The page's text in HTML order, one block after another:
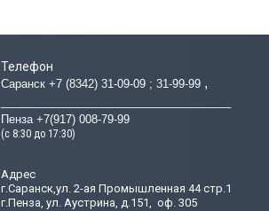
Телефон
Саранск +7 (8342) 31-09-09 ; 31-99-99
Пенза +7(917) 008-79-99
(с 8:30 до 17:30)
Адрес
г.Саранск,ул. 2-ая Промышленная 44 стр.1
г.Пенза, ул. Аустрина, д.151, оф. 305